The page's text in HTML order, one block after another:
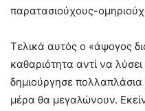
παρατασιούχους-
Τελικά αυτός ο «άψογος
καθαριότητα αντί να
δημιούργησε
μέρα θα μεγαλώνουν.